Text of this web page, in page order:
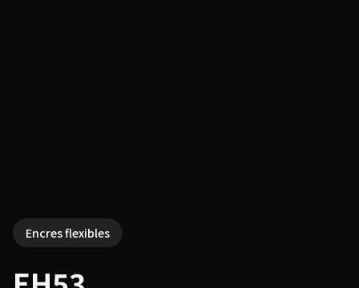
Encres flexibles